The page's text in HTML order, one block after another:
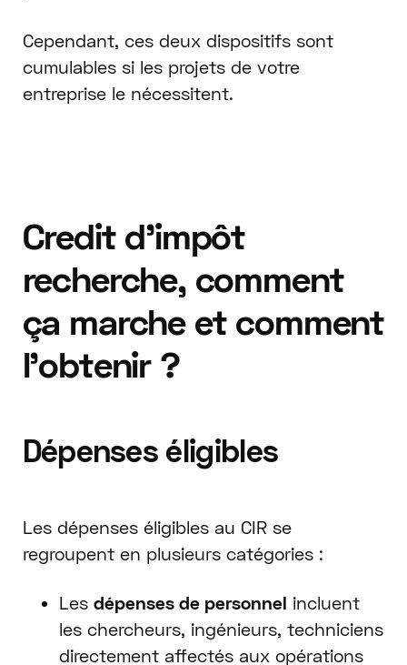
Cependant, ces deux dispositifs sont
cumulables si les projets de votre
entreprise le nécessitent.
Credit d'impôt
recherche, comment
ça marche et comment
l'obtenir ?
Dépenses éligibles
Les dépenses éligibles au CIR se
regroupent en plusieurs catégories :
Les dépenses de personnel incluent
les chercheurs, ingénieurs, techniciens
directement affectés aux opérations